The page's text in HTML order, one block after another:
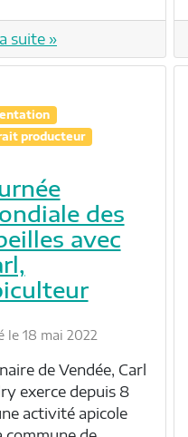
suite »
producteur
des
avec
le 18 mai 2022
de Vendée, Carl
exerce depuis 8
activité apicole